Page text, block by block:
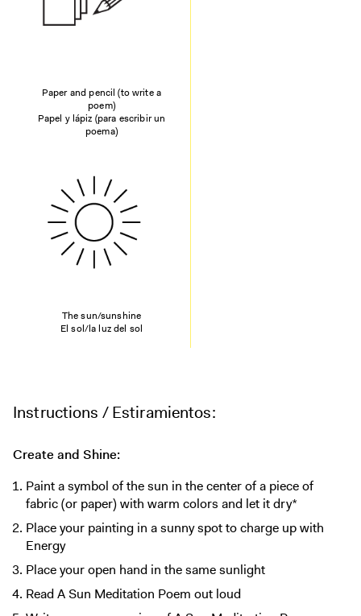
Paper and pencil (to write a
poem)
Papel y lápiz (para escribir un
poema)
The sun/sunshine
El sol/la luz del sol
Instructions / Estiramientos:
Create and Shine:
Paint a symbol of the sun in the center of a piece of
fabric (or paper) with warm colors and let it dry*
Place your painting in a sunny spot to charge up with
Energy
Place your open hand in the same sunlight
Read A Sun Meditation Poem out loud